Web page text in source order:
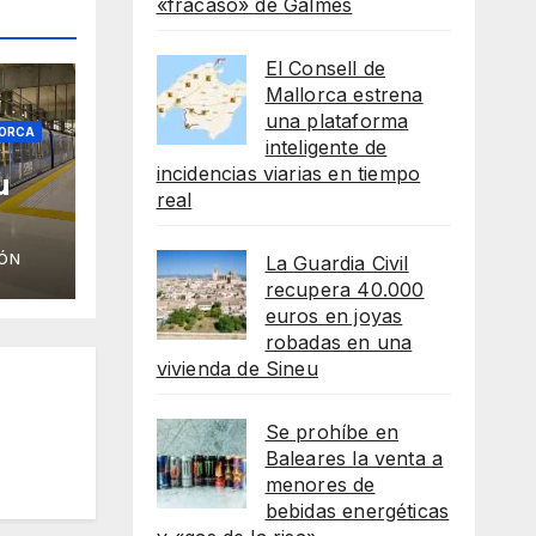
El Consell de
Mallorca estrena
una plataforma
inteligente de
incidencias viarias en tiempo
real
La Guardia Civil
recupera 40.000
euros en joyas
robadas en una
vivienda de Sineu
Se prohíbe en
Baleares la venta a
menores de
bebidas energéticas